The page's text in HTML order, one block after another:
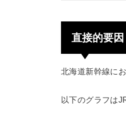
直接的要
北海道新幹線に
以下のグラフは